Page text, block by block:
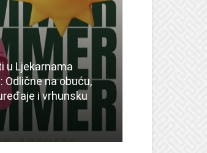
u Ljekarnama
Odlične na obuću,
i vrhunsku